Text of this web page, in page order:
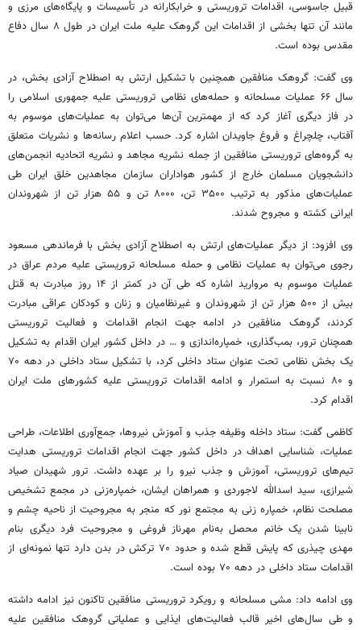
قبیل جاسوسی، اقدامات تروریستی و خرابکارانه در تأسیسات و پایگاه‌های مرزی و
مانند آن تنها بخشی از اقدامات این گروهک علیه ملت ایران در طول ۸ سال دفاع
مقدس بوده است.
وی گفت: گروهک منافقین همچنین با تشکیل ارتش به اصطلاح آزادی بخش، در
سال ۶۶ عملیات مسلحانه و حمله‌های نظامی تروریستی علیه جمهوری اسلامی را
در فاز دیگری آغاز کرد که از مهمترین آن‌ها می‌توان به عملیات‌های موسوم به
آفتاب، چلچراغ و فروغ جاویدان اشاره کرد. حسب اعلام رسانه‌ها و نشریات متعلق
به گروه‌های تروریستی منافقین از جمله نشریه مجاهد و نشریه اتحادیه انجمن‌های
دانشجویان مسلمان خارج از کشور هواداران سازمان مجاهدین خلق ایران طی
عملیات‌های مذکور به ترتیب ۳۵۰۰ تن، ۸۰۰۰ تن و ۵۵ هزار تن از شهروندان
ایرانی کشته و مجروح شدند.
وی افزود: از دیگر عملیات‌های ارتش به اصطلاح آزادی بخش با فرماندهی مسعود
رجوی می‌توان به عملیات نظامی و حمله مسلحانه تروریستی علیه مردم عراق در
عملیات موسوم به مروارید اشاره که طی آن در کمتر از ۱۴ روز مبادرت به قتل
بیش از ۵۰۰ هزار تن از شهروندان و غیرنظامیان و زنان و کودکان عراقی مبادرت
کردند، گروهک منافقین در ادامه جهت انجام اقدامات و فعالیت تروریستی
همچنان ترور، بمب‌گذاری، خمپاره‌اندازی و … در داخل کشور ایران اقدام به تشکیل
یک بخش نظامی تحت عنوان ستاد داخلی کرد، با تشکیل ستاد داخلی در دهه ۷۰
و ۸۰ نسبت به استمرار و ادامه اقدامات تروریستی علیه کشورهای ملت ایران
اقدام کرد.
کاظمی گفت: ستاد داخله وظیفه جذب و آموزش نیروها، جمع‌آوری اطلاعات، طراحی
عملیات، شناسایی اهداف در داخل کشور جهت انجام اقدامات تروریستی هدایت
تیم‌های تروریستی، آموزش و جذب نیرو را بر عهده داشت. ترور شهیدان صیاد
شیرازی، سید اسدالله لاجوردی و همراهان ایشان، خمپاره‌زنی در مجمع تشخیص
مصلحت نظام، خمپاره زنی به مجتمع نور که منجر به مجروحیت از ناحیه چشم و
نابینا شدن یک خانم محصل به‌نام مهرناز فروغی و مجروحیت فرد دیگری بنام
مهدی چیذری که پایش قطع شده و حدود ۷۰ ترکش در بدن دارد تنها نمونه‌ای از
اقدامات ستاد داخلی در دهه ۷۰ بوده است.
وی ادامه داد: مشی مسلحانه و رویکرد تروریستی منافقین تاکنون نیز ادامه داشته
و طی سال‌های اخیر قالب فعالیت‌های ایذایی و عملیاتی گروهک منافقین علیه